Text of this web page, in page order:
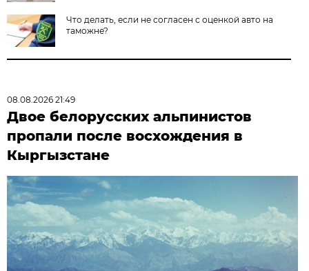
Что делать, если не согласен с оценкой авто на
таможне?
08.08.2026 21:49
Двое белорусских альпинистов
пропали после восхождения в
Кыргызстане